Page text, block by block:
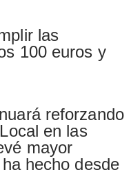
las
100 euros y
reforzando
en las
mayor
hecho desde